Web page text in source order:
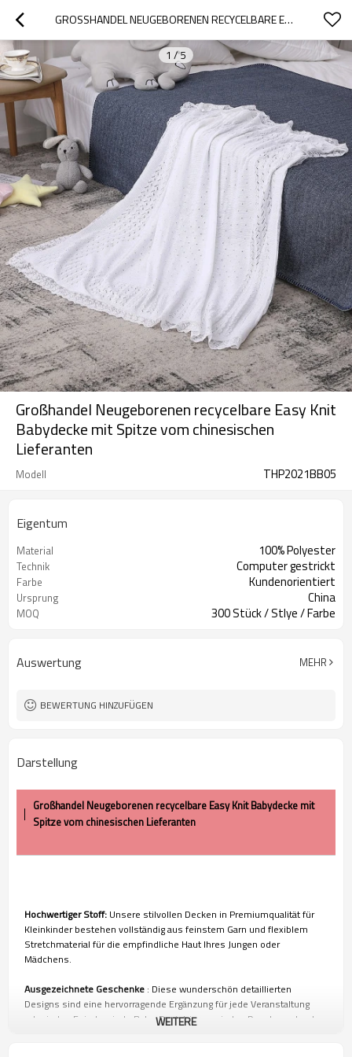
GROSSHANDEL NEUGEBORENEN RECYCELBARE EASY KNIT BABYDECKE MIT SPITZE VOM CHINESISCHEN LIEFERANTEN
1 /5
Großhandel Neugeborenen recycelbare Easy Knit
Babydecke mit Spitze vom chinesischen
Lieferanten
Modell THP2021BB05
Eigentum
Material 100% Polyester
Technik Computer gestrickt
Farbe Kundenorientiert
Ursprung China
MOQ 300 Stück / Stlye / Farbe
Auswertung MEHR
BEWERTUNG HINZUFÜGEN
Darstellung
Großhandel Neugeborenen recycelbare Easy Knit Babydecke mit
Spitze vom chinesischen Lieferanten
Hochwertiger Stoff: Unsere stilvollen Decken in Premiumqualität für
Kleinkinder bestehen vollständig aus feinstem Garn und flexiblem
Stretchmaterial für die empfindliche Haut Ihres Jungen oder
Mädchens.
Ausgezeichnete Geschenke : Diese wunderschön detaillierten
Designs sind eine hervorragende Ergänzung für jede Veranstaltung
oder jeden Feiertag, jede Baby-Registrierung, jedes Duschgeschenk
WEITERE